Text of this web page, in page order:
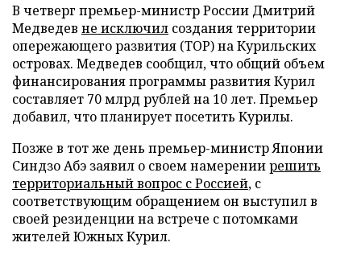
В четверг премьер-министр России Дмитрий
Медведев не исключил создания территории
опережающего развития (ТОР) на Курильских
островах. Медведев сообщил, что общий объем
финансирования программы развития Курил
составляет 70 млрд рублей на 10 лет. Премьер
добавил, что планирует посетить Курилы.
Позже в тот же день премьер-министр Японии
Синдзо Абэ заявил о своем намерениирешить
территориальный вопрос с Россией, с
соответствующим обращением он выступил в
своей резиденции на встрече с потомками
жителей Южных Курил.